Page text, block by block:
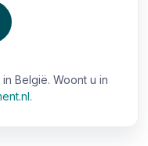
België. Woont u in
.